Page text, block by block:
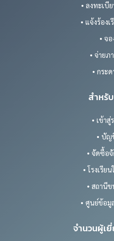
• ลงทะเบี
• แจ้งร้อง
• จ
• จ่าย
• กระ
สำหรั
• เข้า
• บัญ
• จัดซื้อ
• โรงเรีย
• สถานี
• ศูนย์ข้อมู
จำนวนผู้เ